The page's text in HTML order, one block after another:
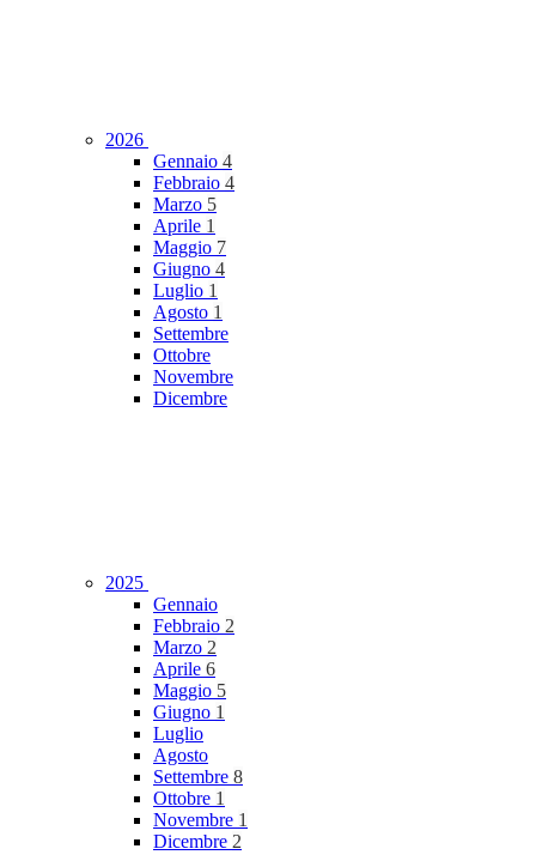
2026
Gennaio 4
Febbraio 4
Marzo 5
Aprile 1
Maggio 7
Giugno 4
Luglio 1
Agosto 1
Settembre
Ottobre
Novembre
Dicembre
2025
Gennaio
Febbraio 2
Marzo 2
Aprile 6
Maggio 5
Giugno 1
Luglio
Agosto
Settembre 8
Ottobre 1
Novembre 1
Dicembre 2